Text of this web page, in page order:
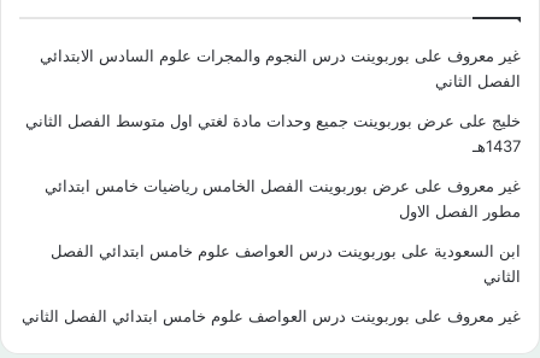
غير معروف على بوربوينت درس النجوم والمجرات علوم السادس الابتدائي
الفصل الثاني
خليج على عرض بوربوينت جميع وحدات مادة لغتي اول متوسط الفصل الثاني
1437هـ
غير معروف على عرض بوربوينت الفصل الخامس رياضيات خامس ابتدائي
مطور الفصل الاول
ابن السعودية على بوربوينت درس العواصف علوم خامس ابتدائي الفصل
الثاني
غير معروف على بوربوينت درس العواصف علوم خامس ابتدائي الفصل الثاني